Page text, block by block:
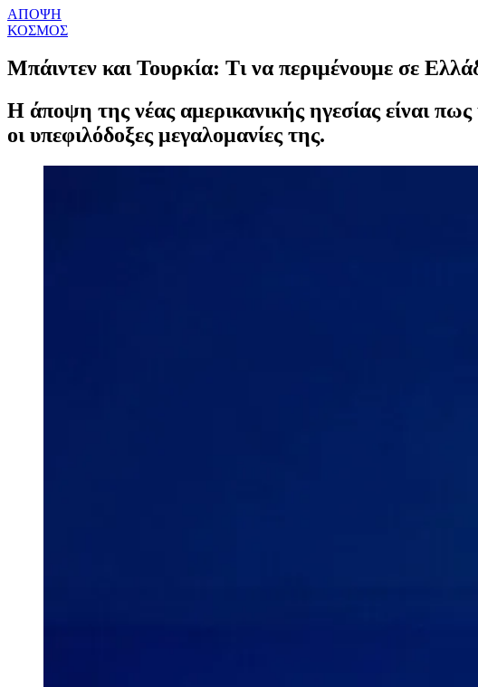
ΑΠΟΨΗ
ΚΟΣΜΟΣ
Μπάιντεν και Τουρκία: Τι να περιμένουμε σε
Η άποψη της νέας αμερικανικής ηγεσίας είναι
οι υπεφιλόδοξες μεγαλομανίες της.